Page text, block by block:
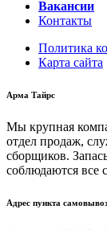
Вакансии
Контакты
Политика
Карта сайта
Арма Тайрс
Мы крупная
отдел продаж,
сборщиков.
соблюдаются все
Адрес пункта